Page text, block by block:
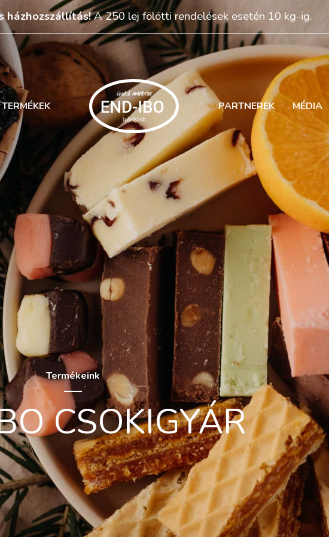
házhozszállítás!A 250 lej fölötti rendelések esetén 10 kg-ig.
TERMÉKEK PARTNEREK MÉDIA
Termékeink
CSOKIGYÁR